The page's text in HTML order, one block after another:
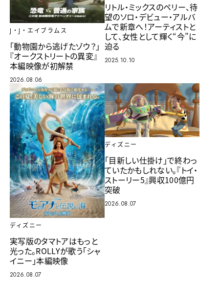
J・J・エイブラムス
「動物園から逃げたゾウ？」
『オークストリートの異変』
本編映像が初解禁
2026.08.06
リトル・ミックスのペリー、待
望のソロ・デビュー・アルバ
ムで新章へ！アーティストと
して、女性として輝く“今”に
迫る
2025.10.10
ディズニー
実写版のタマトアはもっと
光った。ROLLYが歌う「シャ
イニー」本編映像
2026.08.07
ディズニー
「目新しい仕掛け」で終わっ
ていたかもしれない。『トイ・
ストーリー5』興収100億円
突破
2026.08.07